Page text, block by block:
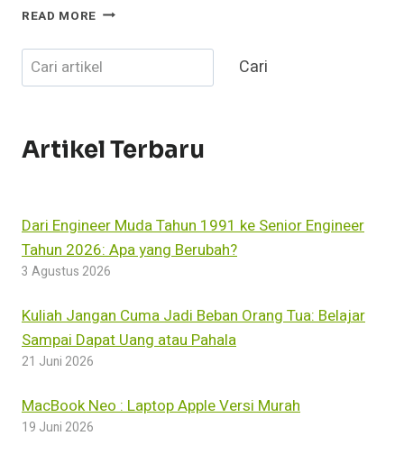
READ MORE MENGENAL
POLIETILENA
Cari Cari
Artikel Terbaru
Dari Engineer Muda Tahun 1991 ke Senior Engineer
Tahun 2026: Apa yang Berubah?
3 Agustus 2026
Kuliah Jangan Cuma Jadi Beban Orang Tua: Belajar
Sampai Dapat Uang atau Pahala
21 Juni 2026
MacBook Neo : Laptop Apple Versi Murah
19 Juni 2026